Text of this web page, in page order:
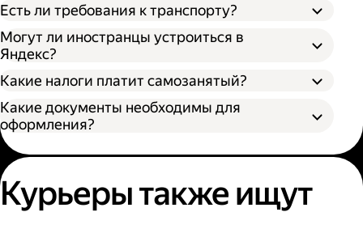
Есть ли требования к транспорту?
Могут ли иностранцы устроиться в
Яндекс?
Какие налоги платит самозанятый?
Какие документы необходимы для
оформления?
Курьеры также ищут